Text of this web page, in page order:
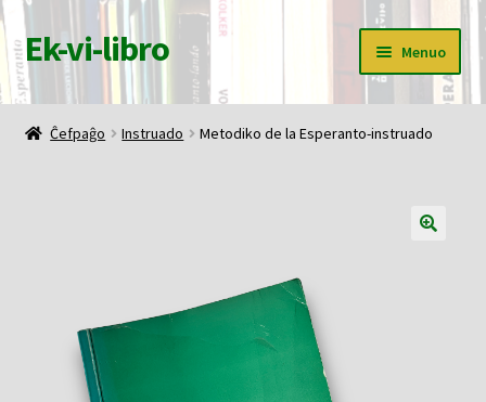
Pretersalti
al
navigado
Iri
rekte
al
la
enhavo
Ek-vi-libro Menuo
Ĉefpaĝo
Ĉefpaĝo Instruado Metodiko de la Esperanto-instruado